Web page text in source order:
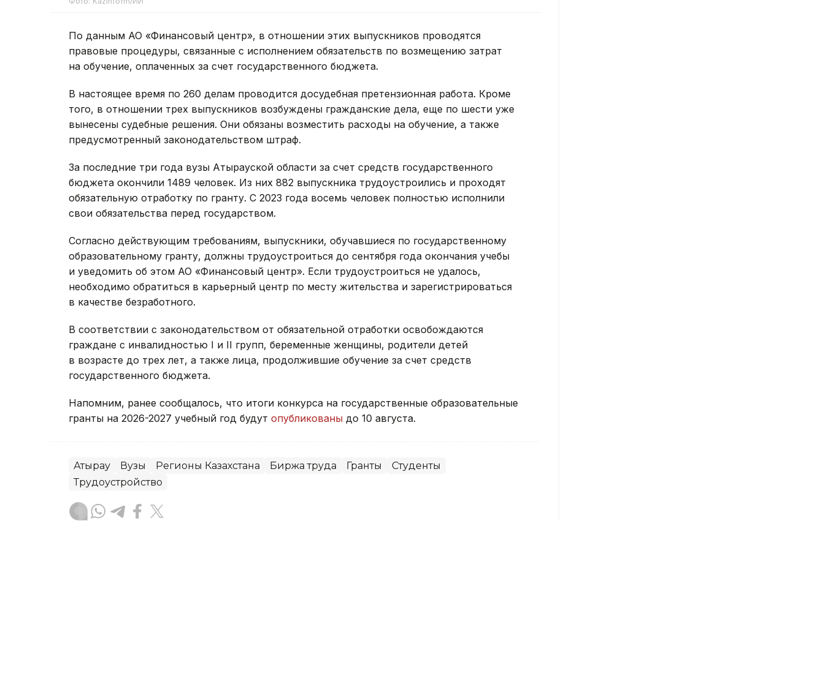
По данным АО «Финансовый центр», в отношении этих выпускников проводятся
правовые процедуры, связанные с исполнением обязательств по возмещению затрат
на обучение, оплаченных за счет государственного бюджета.
В настоящее время по 260 делам проводится досудебная претензионная работа. Кроме
того, в отношении трех выпускников возбуждены гражданские дела, еще по шести уже
вынесены судебные решения. Они обязаны возместить расходы на обучение, а также
предусмотренный законодательством штраф.
За последние три года вузы Атырауской области за счет средств государственного
бюджета окончили 1489 человек. Из них 882 выпускника трудоустроились и проходят
обязательную отработку по гранту. С 2023 года восемь человек полностью исполнили
свои обязательства перед государством.
Согласно действующим требованиям, выпускники, обучавшиеся по государственному
образовательному гранту, должны трудоустроиться до сентября года окончания учебы
и уведомить об этом АО «Финансовый центр». Если трудоустроиться не удалось,
необходимо обратиться в карьерный центр по месту жительства и зарегистрироваться
в качестве безработного.
В соответствии с законодательством от обязательной отработки освобождаются
граждане с инвалидностью I и II групп, беременные женщины, родители детей
в возрасте до трех лет, а также лица, продолжившие обучение за счет средств
государственного бюджета.
Напомним, ранее сообщалось, что итоги конкурса на государственные образовательные
гранты на 2026-2027 учебный год будут опубликованы до 10 августа.
Атырау Вузы Регионы Казахстана Биржа труда Гранты
Студенты
Трудоустройство